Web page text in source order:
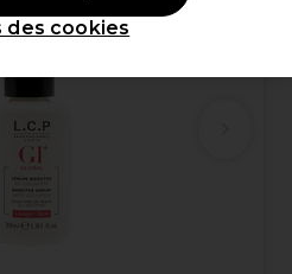
des cookies